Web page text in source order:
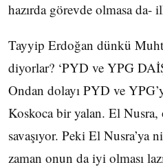
hazırda görevde olmasa
Tayyip Erdoğan dünkü
diyorlar? ‘PYD ve YPG
Ondan dolayı PYD ve
Koskoca bir yalan. El Nusra,
savaşıyor. Peki El Nusra’ya
zaman onun da iyi olması